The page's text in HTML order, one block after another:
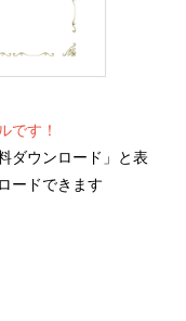
です！
ダウンロード」と表
ードできます